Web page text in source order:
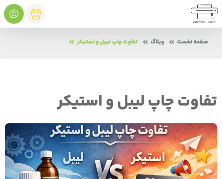
صفحه نخست وبلاگ تفاوت چاپ لیبل و استیکر
تفاوت چاپ لیبل و استیکر